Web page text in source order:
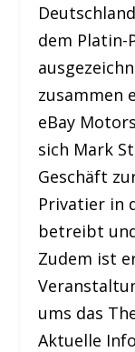
dem Platin-
zusammen
eBay
sich Mark
Geschäft
Privatier in
betreibt
Zudem ist
ums das
Aktuelle